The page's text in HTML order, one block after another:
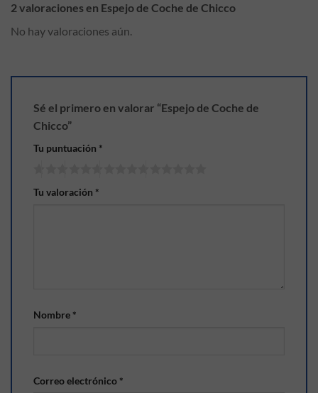
2 valoraciones en Espejo de Coche de Chicco
No hay valoraciones aún.
Sé el primero en valorar “Espejo de Coche de
Chicco”
Tu puntuación *
Tu valoración *
Nombre *
Correo electrónico *